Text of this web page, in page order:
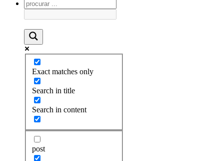
Exact matches only
Search in title
Search in content
post